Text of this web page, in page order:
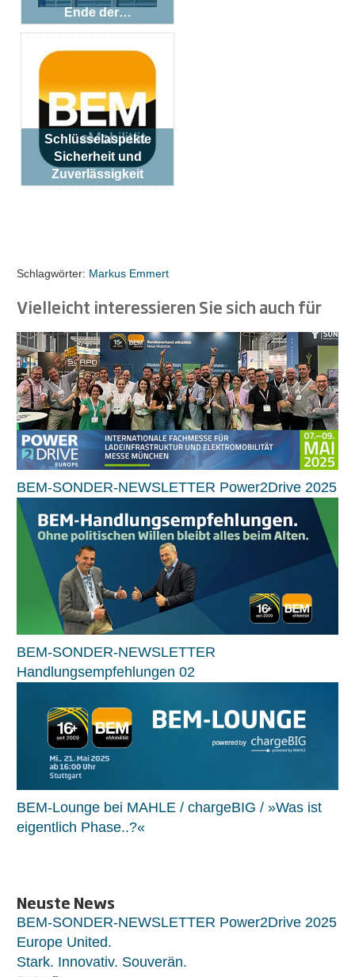
Ende der…
Schlüsselaspekte
Sicherheit und
Zuverlässigkeit
Schlagwörter: Markus Emmert
Vielleicht interessieren Sie sich auch für
BEM-SONDER-NEWSLETTER Power2Drive 2025
BEM-SONDER-NEWSLETTER
Handlungsempfehlungen 02
BEM-Lounge bei MAHLE / chargeBIG / »Was ist
eigentlich Phase..?«
Neuste News
BEM-SONDER-NEWSLETTER Power2Drive 2025
Europe United.
Stark. Innovativ. Souverän.